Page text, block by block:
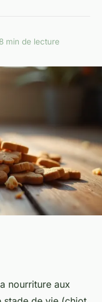
8 min de lecture
nourriture aux